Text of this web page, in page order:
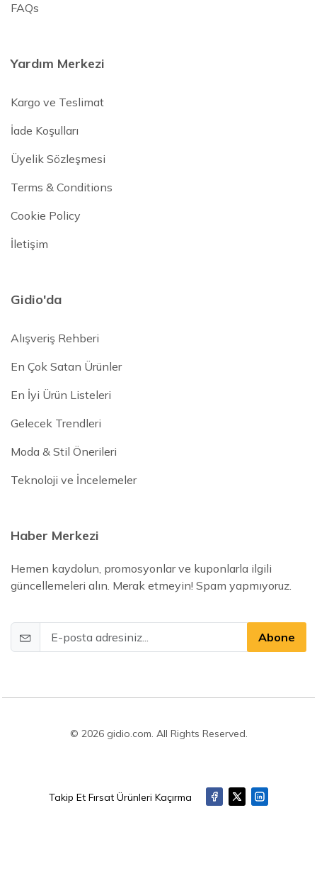
FAQs
Yardım Merkezi
Kargo ve Teslimat
İade Koşulları
Üyelik Sözleşmesi
Terms & Conditions
Cookie Policy
İletişim
Gidio'da
Alışveriş Rehberi
En Çok Satan Ürünler
En İyi Ürün Listeleri
Gelecek Trendleri
Moda & Stil Önerileri
Teknoloji ve İncelemeler
Haber Merkezi
Hemen kaydolun, promosyonlar ve kuponlarla ilgili
güncellemeleri alın. Merak etmeyin! Spam yapmıyoruz.
Abone
© 2026 gidio.com. All Rights Reserved.
Takip Et Fırsat Ürünleri Kaçırma